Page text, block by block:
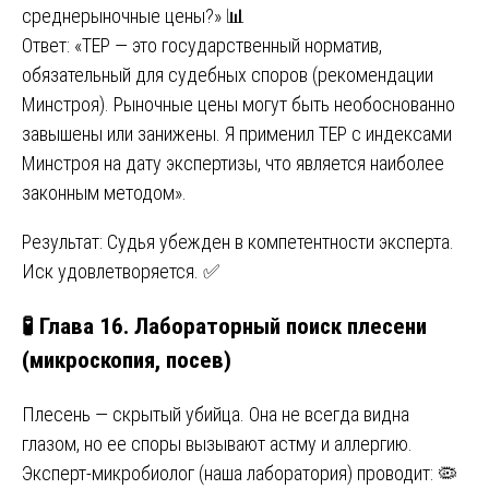
среднерыночные цены?» 📊
Ответ: «ТЕР — это государственный норматив,
обязательный для судебных споров (рекомендации
Минстроя). Рыночные цены могут быть необоснованно
завышены или занижены. Я применил ТЕР с индексами
Минстроя на дату экспертизы, что является наиболее
законным методом».
Результат: Судья убежден в компетентности эксперта.
Иск удовлетворяется. ✅
🧪 Глава 16. Лабораторный поиск плесени
(микроскопия, посев)
Плесень — скрытый убийца. Она не всегда видна
глазом, но ее споры вызывают астму и аллергию.
Эксперт-микробиолог (наша лаборатория) проводит: 🦠